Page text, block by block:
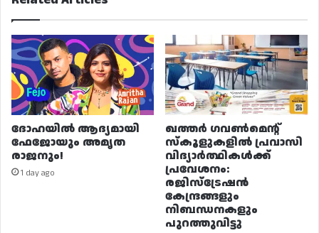
ദോഹയിൽ ആദ്യമായി
ഫേജോയും അമൃത
രാജനും!
1 day ago
ഖത്തർ ഗവൺമെന്റ്
സ്കൂളുകളിൽ പ്രവാസി
വിദ്യാർത്ഥികൾക്ക്
പ്രവേശനം:
രജിസ്ട്രേഷൻ
കേന്ദ്രങ്ങളും
നിബന്ധനകളും
പുറത്തുവിട്ടു